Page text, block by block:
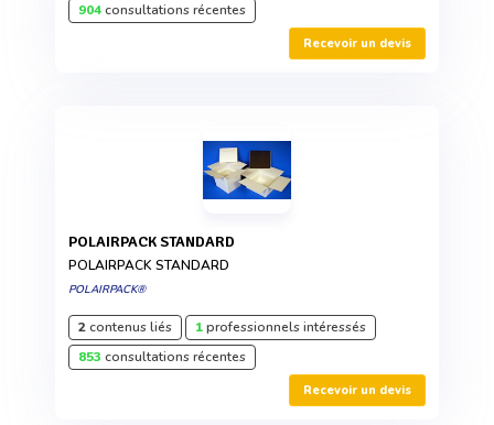
904consultations récentes
Recevoir un devis
POLAIRPACK STANDARD
POLAIRPACK STANDARD
POLAIRPACK®
2contenus liés 1professionnels intéressés
853 consultations récentes
Recevoir un devis